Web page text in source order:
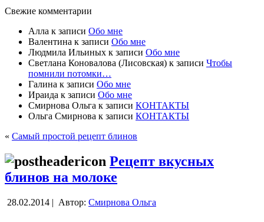
Свежие комментарии
Алла к записи Обо мне
Валентина к записи Обо мне
Людмила Ильиных к записи Обо мне
Светлана Коновалова (Лисовская) к записи Чтобы
помнили потомки…
Галина к записи Обо мне
Ираида к записи Обо мне
Смирнова Ольга к записи КОНТАКТЫ
Ольга Смирнова к записи КОНТАКТЫ
« Самый простой рецепт блинов
Рецепт вкусных
блинов на молоке
28.02.2014 | Автор: Смирнова Ольга